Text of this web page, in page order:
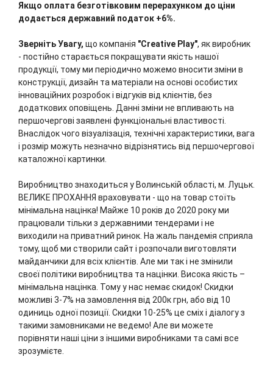
Якщо оплата безготівковим перерахунком до ціни
додається державний податок +6%.
Зверніть Увагу, що компанія "Creative Play", як виробник
- постійно старається покращувати якість нашої
продукції, тому ми періодично можемо вносити зміни в
конструкції, дизайн та матеріали на основі особистих
інноваційних розробок і відгуків від клієнтів, без
додаткових оповіщень. Данні зміни не впливають на
першочергові заявлені функціональні властивості.
Внаслідок чого візуалізація, технічні характеристики, вага
і розмір можуть незначно відрізнятись від першочергової
каталожної картинки.
Виробництво знаходиться у Волинській області, м. Луцьк.
ВЕЛИКЕ ПРОХАННЯ враховувати - що на товар стоїть
мінімальна націнка! Майже 10 років до 2020 року ми
працювали тільки з державними тендерами і не
виходили на приватний ринок. На жаль пандемія сприяла
тому, щоб ми створили сайт і розпочали виготовляти
майданчики для всіх клієнтів. Але ми так і не змінили
своєї політики виробництва та націнки. Висока якість –
мінімальна націнка. Тому у нас немає скидок! Скидки
можливі 3-7% на замовлення від 200к грн, або від 10
одиниць одної позиції. Скидки 10-25% це сміх і діалогу з
такими замовниками не ведемо! Але ви можете
порівняти наші ціни з іншими виробниками та самі все
зрозумієте.